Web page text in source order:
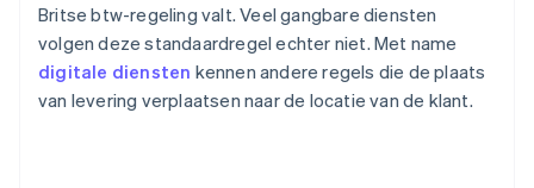
Britse btw-regeling valt. Veel gangbare diensten
volgen deze standaardregel echter niet. Met name
digitale diensten kennen andere regels die de plaats
van levering verplaatsen naar de locatie van de klant.